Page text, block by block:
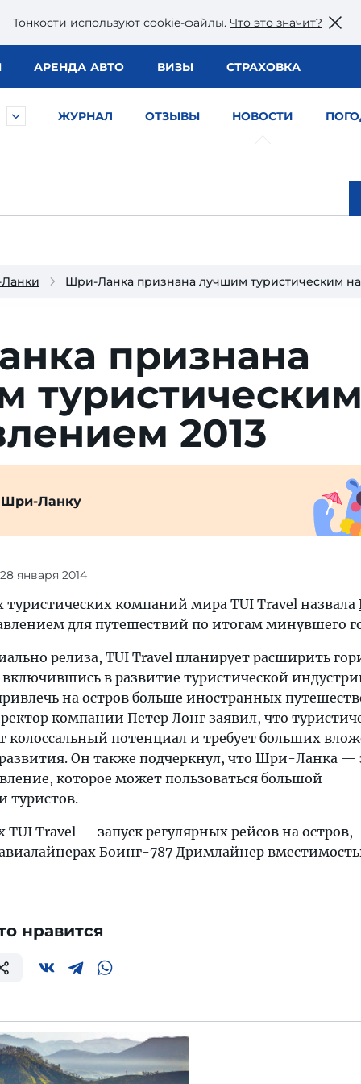
Тонкости используют сookie-файлы. Что это значит?
АРЕНДА АВТО ВИЗЫ СТРАХОВКА
ЖУРНАЛ ОТЗЫВЫ НОВОСТИ
Шри-Ланка признана лучшим туристическим
признана
2013
Ланку
января 2014
компаний мира TUI Travel назвала
для путешествий по итогам минувшего
релиза, TUI Travel планирует расширить
включившись в развитие туристической
на остров больше иностранных
компании Петер Лонг заявил, что
колоссальный потенциал и требует больших
Он также подчеркнул, что Шри-Ланка —
которое может пользоваться большой
туристов.
Travel — запуск регулярных рейсов на остров,
Боинг-787 Дримлайнер
нравится